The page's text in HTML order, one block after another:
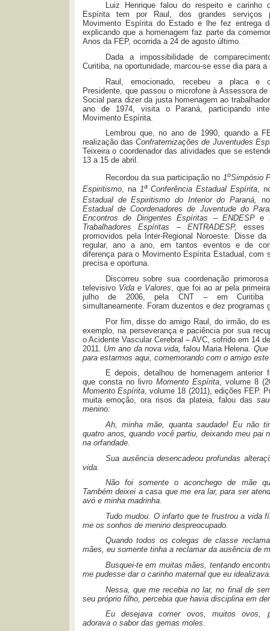
Luiz Henrique falou do respeito e carinho
Espírita tem por Raul, dos grandes serviços
Movimento Espírita do Estado e lhe fez entrega
explicando que a homenagem faz parte da
Anos da FEP, ocorrida a 24 de agosto último.
Dada a impossibilidade de
Curitiba, na oportunidade, marcou-se esse dia para a
Raul, emocionado, recebeu a placa e
Presidente, que passou o microfone à Assessora de
Social para dizer da justa homenagem ao
ano de 1974, visita o Paraná, participando
Movimento Espírita.
Lembrou que, no ano de 1990, quando a
realização dasConfraternizações de Juventudes
Teixeira o coordenador das atividades que se
13 a 15 de abril.
Recordou da sua participação no 1oSimpósio
Espiritismo , na 1a Conferência Estadual Espírita ,
Estadual de Espiritismo do Interior do Paraná,
Estadual de Coordenadores de Juventude do
Encontros de Dirigentes Espíritas – ENDESPe
Trabalhadores Espíritas – ENTRADESP,
esses
promovidos pela Inter-Regional Noroeste. Disse da
regular, ano a ano, em tantos eventos e de
diferença para o Movimento Espírita Estadual, com
precisa e oportuna.
Discorreu sobre sua coordenação
televisivo Vida e Valores , que foi ao ar pela
julho de 2006, pela CNT – em Curitiba
simultaneamente. Foram duzentos e dez programas
Por fim, disse do amigo Raul, do irmão, do
exemplo, na perseverança e paciência por sua
o Acidente Vascular Cerebral – AVC, sofrido em 14
2011. Um ano da nova vida,falou Maria Helena. Que
para estarmos aqui, comemorando com o amigo
E depois, detalhou de homenagem anterior
que consta no livro Momento Espírita, volume 8
Momento Espírita, volume 18 (2011), edições FEP.
muita emoção, ora risos da plateia, falou das
menino:
Ah, minha mãe, quanta saudade! Eu não
quatro anos, quando você partiu, deixando meu pai
na orfandade.
Sua ausência desencadeou profundas
vida.
Não foi somente o aconchego de mãe
Também deixei a casa que me era lar, para ser
avó e minha madrinha.
Tudo mudou. O infarto que te frustrou a vida
me os sonhos de menino despreocupado.
Quando todos os colegas de classe
mães, eu somente tinha a reclamar da ausência de
Busquei-te em muitas mães, tentando
me pudesse dar o carinho maternal que eu
Nessa, que me recebia no lar, no final de
seu próprio filho, percebia que havia disciplina em
Eu desejava comer ovos, muitos ovos,
adorava o sabor das gemas moles.